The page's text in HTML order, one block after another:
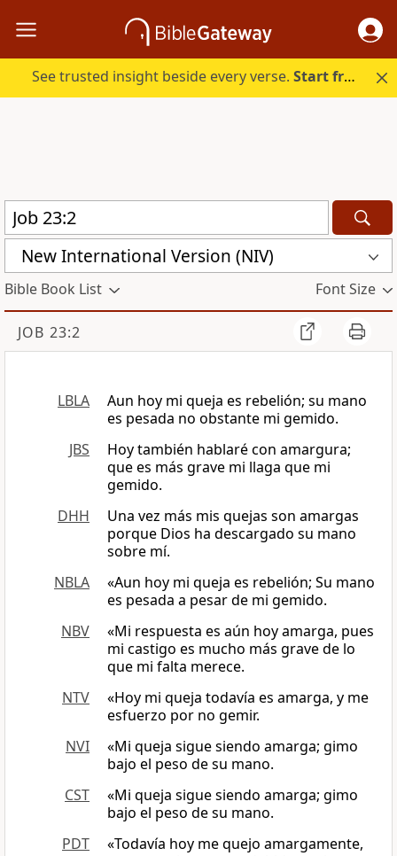
See trusted insight beside every verse.Start free.
New International Version (NIV)
Bible Book List Font Size
JOB 23:2
LBLA
Aun hoy mi queja es rebelión; su mano
es pesada no obstante mi gemido.
JBS
Hoy también hablaré con amargura;
que es más grave mi llaga que mi
gemido.
DHH
Una vez más mis quejas son amargas
porque Dios ha descargado su mano
sobre mí.
NBLA
«Aun hoy mi queja es rebelión; Su mano
es pesada a pesar de mi gemido.
NBV
«Mi respuesta es aún hoy amarga, pues
mi castigo es mucho más grave de lo
que mi falta merece.
NTV
«Hoy mi queja todavía es amarga, y me
esfuerzo por no gemir.
NVI
«Mi queja sigue siendo amarga; gimo
bajo el peso de su mano.
CST
«Mi queja sigue siendo amarga; gimo
bajo el peso de su mano.
PDT
«Todavía hoy me quejo amargamente,